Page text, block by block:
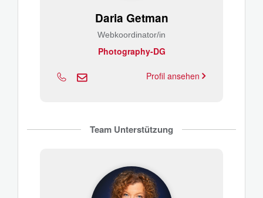
Daria Getman
Webkoordinator/in
Photography-DG
Profil ansehen
Team Unterstützung